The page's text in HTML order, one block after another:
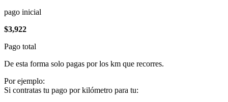
pago inicial
$3,922
Pago total
De esta forma solo pagas por los km que recorres.
Por ejemplo:
Si contratas tu pago por kilómetro para tu: